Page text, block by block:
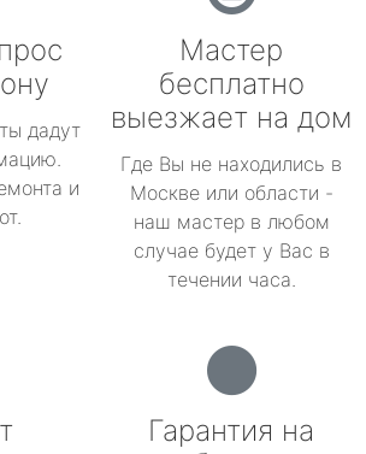
дадут
и
Мастер
бесплатно
выезжает на дом
Где Вы не находились в
Москве или области -
наш мастер в любом
случае будет у Вас в
течении часа.
Гарантия на